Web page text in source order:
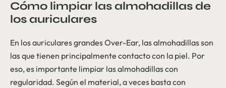
Cómo limpiar las almohadillas de
los auriculares
En los auriculares grandes Over-Ear, las almohadillas son
las que tienen principalmente contacto con la piel. Por
eso, es importante limpiar las almohadillas con
regularidad. Según el material, a veces basta con